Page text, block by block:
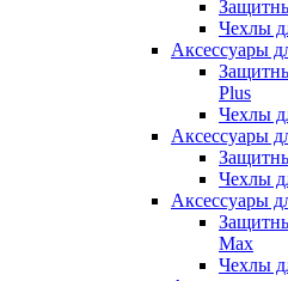
Чехлы
Аксессуары
Plus
Чехлы
Аксессуары
Чехлы
Аксессуары
Max
Чехлы